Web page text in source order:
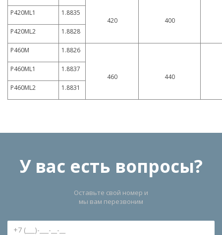
420 400
P420ML1 1.8835
P420ML2 1.8828
P460M 1.8826
460 440
P460ML1 1.8837
P460ML2 1.8831
У вас есть вопросы?
Оставьте свой номер и
мы вам перезвоним